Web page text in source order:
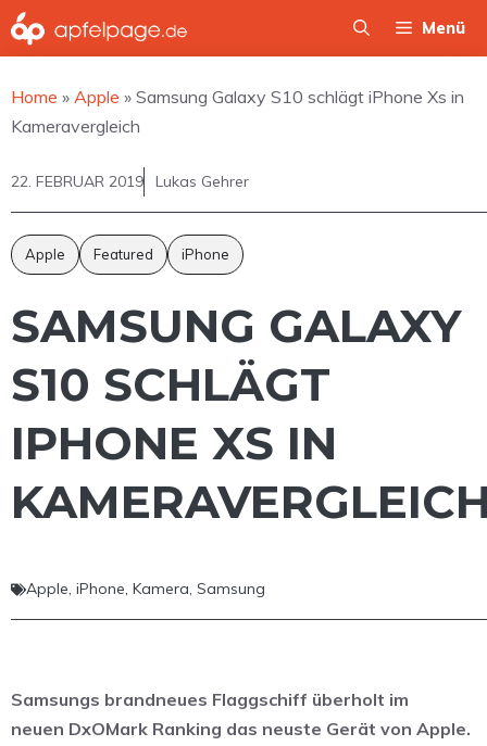
Zum
Inhalt
Menü
Home » Apple » Samsung Galaxy S10 schlägt iPhone Xs in
Kameravergleich
22. FEBRUAR 2019 Lukas Gehrer
Apple Featured iPhone
SAMSUNG GALAXY
S10 SCHLÄGT
IPHONE XS IN
Apple, iPhone, Kamera, Samsung
Samsungs brandneues Flaggschiff überholt im
neuen DxOMark Ranking das neuste Gerät von Apple.